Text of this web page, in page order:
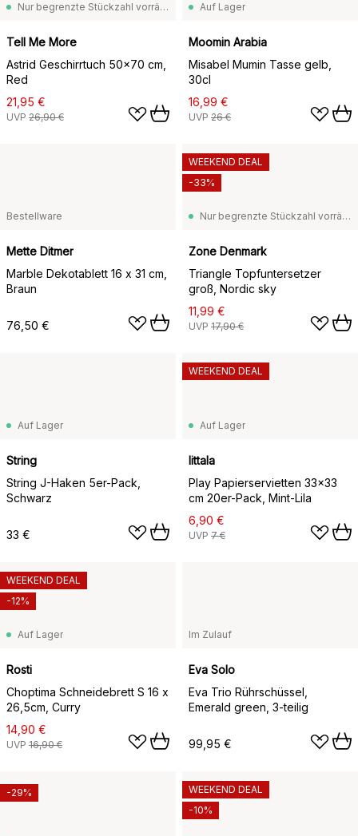
Nur begrenzte Stückzahl vorrätig
Tell Me More
Astrid Geschirrtuch 50x70 cm,
Red
21,95 €
UVP 26,90 €
Auf Lager
Moomin Arabia
Misabel Mumin Tasse gelb,
30cl
16,99 €
UVP 26 €
Bestellware
Mette Ditmer
Marble Dekotablett 16 x 31 cm,
Braun
76,50 €
Nur begrenzte Stückzahl vorrätig
Zone Denmark
Triangle Topfuntersetzer
groß, Nordic sky
11,99 €
UVP 17,90 €
WEEKEND DEAL
-33%
Auf Lager
String
String J-Haken 5er-Pack,
Schwarz
33 €
Auf Lager
Iittala
Play Papierservietten 33x33
cm 20er-Pack, Mint-Lila
6,90 €
UVP 7 €
WEEKEND DEAL
Auf Lager
Rosti
Choptima Schneidebrett S 16 x
26,5cm, Curry
14,90 €
UVP 16,90 €
WEEKEND DEAL
-12%
Im Zulauf
Eva Solo
Eva Trio Rührschüssel,
Emerald green, 3-teilig
99,95 €
-29%
WEEKEND DEAL
-10%